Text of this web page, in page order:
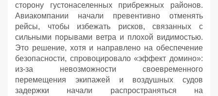
сторону густонаселенных прибрежных районов.
Авиакомпании начали превентивно отменять
рейсы, чтобы избежать рисков, связанных с
сильными порывами ветра и плохой видимостью.
Это решение, хотя и направлено на обеспечение
безопасности, спровоцировало «эффект домино»:
из-за невозможности своевременного
перемещения экипажей и воздушных судов
задержки начали распространяться на